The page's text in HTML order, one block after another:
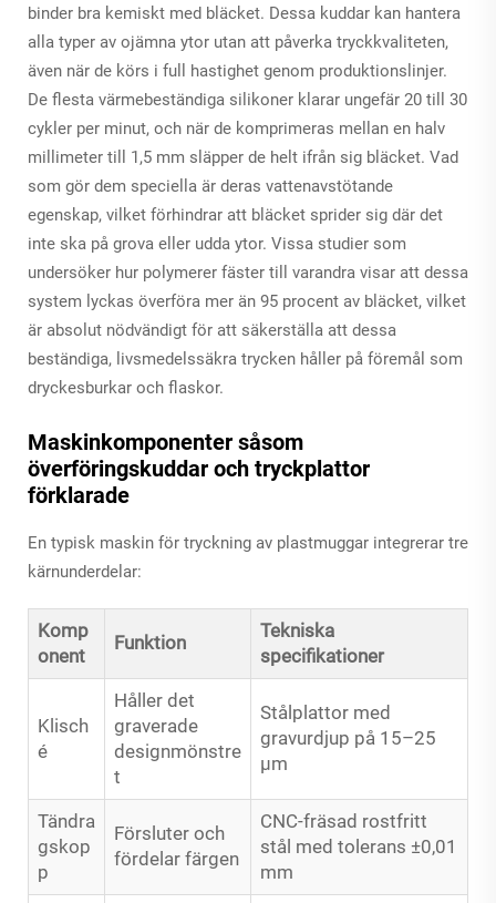
binder bra kemiskt med bläcket. Dessa kuddar kan hantera
alla typer av ojämna ytor utan att påverka tryckkvaliteten,
även när de körs i full hastighet genom produktionslinjer.
De flesta värmebeständiga silikoner klarar ungefär 20 till 30
cykler per minut, och när de komprimeras mellan en halv
millimeter till 1,5 mm släpper de helt ifrån sig bläcket. Vad
som gör dem speciella är deras vattenavstötande
egenskap, vilket förhindrar att bläcket sprider sig där det
inte ska på grova eller udda ytor. Vissa studier som
undersöker hur polymerer fäster till varandra visar att dessa
system lyckas överföra mer än 95 procent av bläcket, vilket
är absolut nödvändigt för att säkerställa att dessa
beständiga, livsmedelssäkra trycken håller på föremål som
dryckesburkar och flaskor.
Maskinkomponenter såsom
överföringskuddar och tryckplattor
förklarade
En typisk maskin för tryckning av plastmuggar integrerar tre
kärnunderdelar:
Komp
onent
Funktion
Tekniska
specifikationer
Klisch
é
Håller det
graverade
designmönstre
t
Stålplattor med
gravurdjup på 15–25
µm
Tändra
gskop
p
Försluter och
fördelar färgen
CNC-fräsad rostfritt
stål med tolerans ±0,01
mm